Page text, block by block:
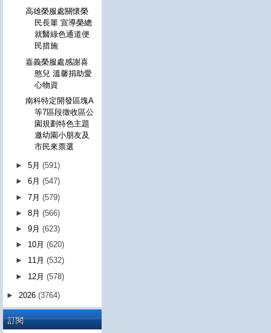
高雄榮服處關懷榮
民長輩 宣導榮總
就醫綠色通道便
民措施
嘉義榮服處感謝喜
憨兒 溫馨捐助愛
心物資
南科特定開發區塊A
等7區段徵收區公
園規劃特色主題
邀幼園小朋友及
市民來票選
►5月(591)
►6月(547)
►7月(579)
►8月(566)
►9月(623)
► 10月(620)
► 11月(532)
► 12月(578)
► 2026 (3764)
訂閱